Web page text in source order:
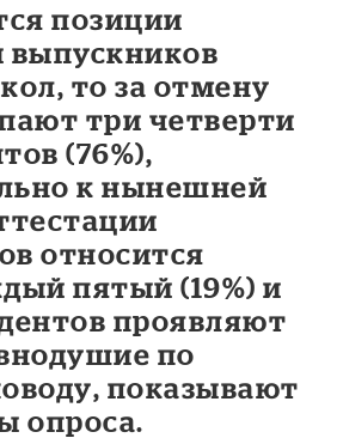
позиции
выпускников
то за отмену
три четверти
(76%),
к нынешней
относится
пятый (19%) и
проявляют
по
показывают
опроса.